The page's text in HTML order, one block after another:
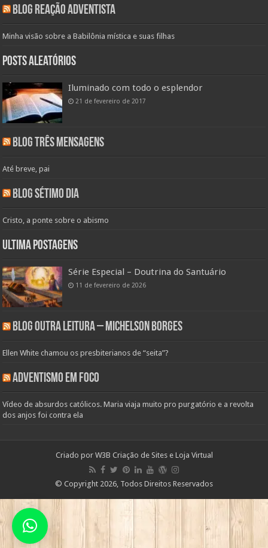
Blog Reação Adventista
Minha visão sobre a Babilônia mística e suas filhas
Posts aleatórios
Iluminado com todo o esplendor
21 de fevereiro de 2017
Blog Três Mensagens
Até breve, pai
Blog Sétimo Dia
Cristo, a ponte sobre o abismo
Ultima Postagens
Série Especial – Doutrina do Santuário
11 de fevereiro de 2026
Blog Outra Leitura – Michelson Borges
Ellen White chamou os presbiterianos de “seita”?
Adventismo em Foco
Vídeo de absurdos católicos. Maria viaja muito pro purgatório e a revolta
dos anjos foi contra ela
Criado por W3B Criação de Sites e Loja Virtual
© Copyright 2026, Todos Direitos Reservados